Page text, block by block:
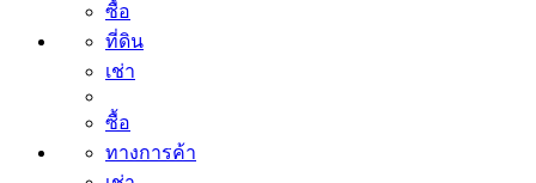
ซื้อ
ที่ดิน
เช่า
ซื้อ
ทางการค้า